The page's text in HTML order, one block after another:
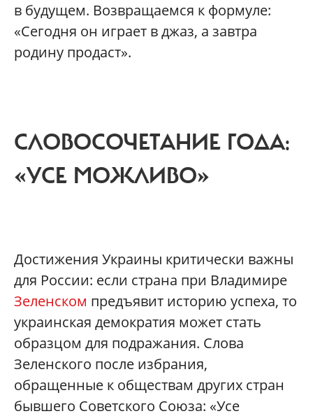
в будущем. Возвращаемся к формуле:
«Сегодня он играет в джаз, а завтра
родину продаст».
СЛОВОСОЧЕТАНИЕ ГОДА:
«УСЕ МОЖЛИВО»
Достижения Украины критически важны
для России: если страна при Владимире
Зеленском предъявит историю успеха, то
украинская демократия может стать
образцом для подражания. Слова
Зеленского после избрания,
обращенные к обществам других стран
бывшего Советского Союза: «Усе